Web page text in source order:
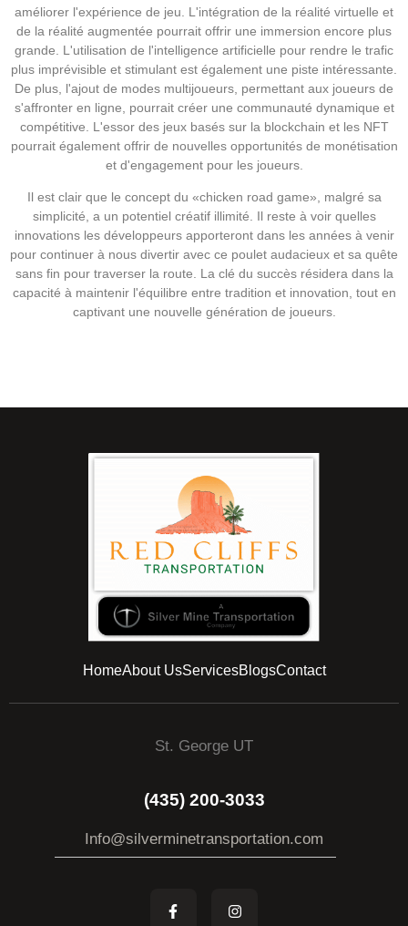
améliorer l'expérience de jeu. L'intégration de la réalité virtuelle et
de la réalité augmentée pourrait offrir une immersion encore plus
grande. L'utilisation de l'intelligence artificielle pour rendre le trafic
plus imprévisible et stimulant est également une piste intéressante.
De plus, l'ajout de modes multijoueurs, permettant aux joueurs de
s'affronter en ligne, pourrait créer une communauté dynamique et
compétitive. L'essor des jeux basés sur la blockchain et les NFT
pourrait également offrir de nouvelles opportunités de monétisation
et d'engagement pour les joueurs.
Il est clair que le concept du «chicken road game», malgré sa
simplicité, a un potentiel créatif illimité. Il reste à voir quelles
innovations les développeurs apporteront dans les années à venir
pour continuer à nous divertir avec ce poulet audacieux et sa quête
sans fin pour traverser la route. La clé du succès résidera dans la
capacité à maintenir l'équilibre entre tradition et innovation, tout en
captivant une nouvelle génération de joueurs.
HomeAbout UsServicesBlogsContact
St. George UT
(435) 200-3033
Info@silverminetransportation.com